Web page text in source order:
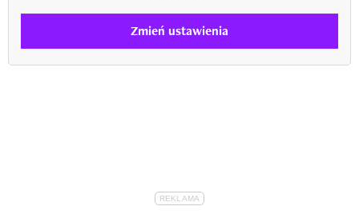
Zmień ustawienia